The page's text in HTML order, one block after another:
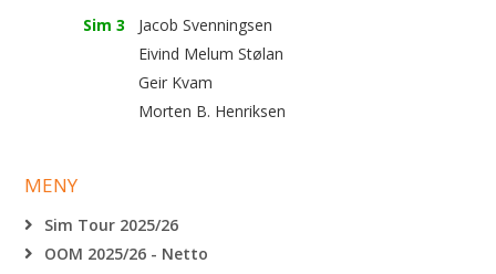
Sim 3
Jacob Svenningsen
Eivind Melum Stølan
Geir Kvam
Morten B. Henriksen
MENY
Sim Tour 2025/26
OOM 2025/26 - Netto